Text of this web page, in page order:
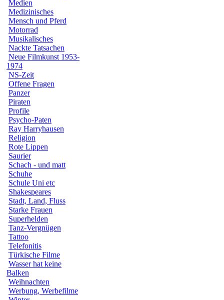
Medien
Medizinisches
Mensch und Pferd
Motorrad
Musikalisches
Nackte Tatsachen
Neue Filmkunst 1953-
1974
NS-Zeit
Offene Fragen
Panzer
Piraten
Profile
Psycho-Paten
Ray Harryhausen
Religion
Rote Lippen
Saurier
Schach - und matt
Schuhe
Schule Uni etc
Shakespeares
Stadt, Land, Fluss
Starke Frauen
Superhelden
Tanz-Vergnügen
Tattoo
Telefonitis
Türkische Filme
Wasser hat keine
Balken
Weihnachten
Werbung, Werbefilme